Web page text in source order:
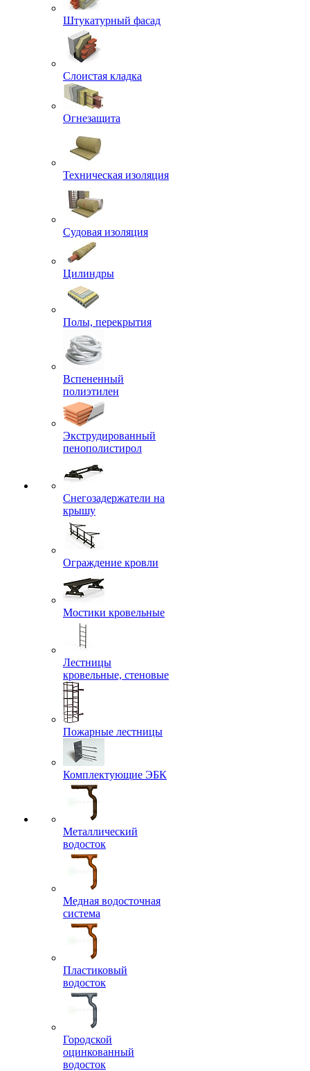
Штукатурный фасад
Слоистая кладка
Огнезащита
Техническая изоляция
Судовая изоляция
Цилиндры
Полы, перекрытия
Вспененный
полиэтилен
Экструдированный
пенополистирол
Снегозадержатели на
крышу
Ограждение кровли
Мостики кровельные
Лестницы
кровельные, стеновые
Пожарные лестницы
Комплектующие ЭБК
Металлический
водосток
Медная водосточная
система
Пластиковый
водосток
Городской
оцинкованный
водосток